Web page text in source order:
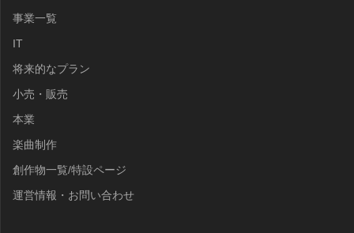
事業一覧
IT
将来的なプラン
小売・販売
本業
楽曲制作
創作物一覧/特設ページ
運営情報・お問い合わせ